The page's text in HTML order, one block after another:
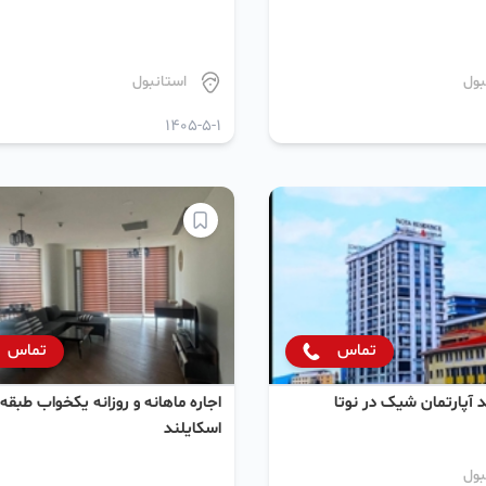
استانبول
1405-5-1
تماس
شیک در نوتا
تماس
اسکایلند